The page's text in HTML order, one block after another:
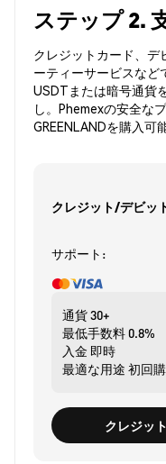
ステップ 2.
クレジットカード、デ
ーティーサービスなど
USDTまたは暗号通貨
し。Phemexの安全な
GREENLANDを購入可
クレジット/デビッ
サポート:
通貨30+
最低手数料0.8%
入金 即時
最適な用途 初回
クレジッ